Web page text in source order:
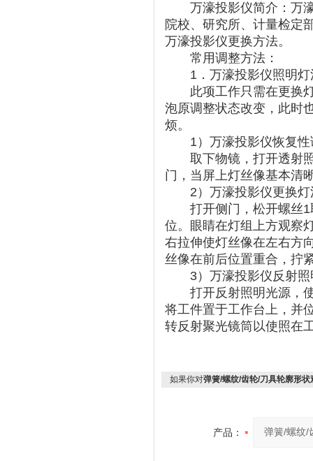
万濠投影仪简介：万濠
院校、研究所、计量检定
万濠投影仪更换方法。
常用调整方法：
1．万濠投影仪照明灯
此项工作只需在更换灯
泡原调整状态改变，此时
烦。
1）万濠投影仪恢复性
取下物镜，打开透射照
门，当屏上灯丝像基本清
2）万濠投影仪更换灯
打开侧门，松开螺丝1
位。眼睛在灯组上方观察
右拉伸使灯丝像在左右方
丝像在前后位置重合，拧
3）万濠投影仪反射照
打开反射照明光源，使
将工件置于工作台上，并
转反射聚光镜筒以使照在
如果你对弹簧/螺纹/齿轮/刀具轮廓形状
产品：